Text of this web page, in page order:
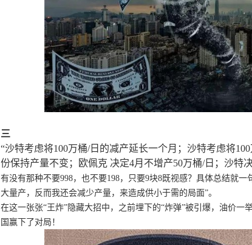
三
“沙特考虑将100万桶/日的减产延长一个月；沙特考虑将
份保持产量不变；欧佩克 决定4月不增产50万桶/日；沙特
有没有那种不要998，也不要198，只要9块8既视感？具体总结就
大量产，反而我还会减少产量，来造成供小于需的局面”。
在这一张张“王炸”隐藏大招中，之前埋下的“炸弹”被引爆，油价一
国赢下了对局！